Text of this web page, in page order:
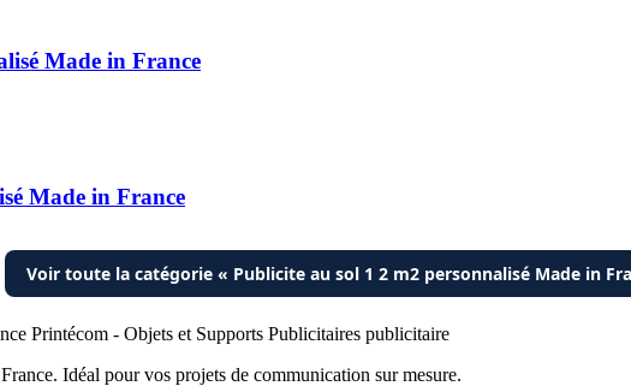
Made in France
Made in France
Voir toute la catégorie « Publicite au sol 1 2 m2 personnalisé Made in
Idéal pour vos projets de communication sur mesure.